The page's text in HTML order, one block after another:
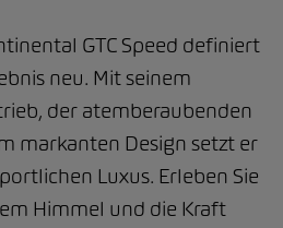
GTC Speed definiert
neu. Mit seinem
der atemberaubenden
markanten Design setzt er
Luxus. Erleben Sie
Himmel und die Kraft